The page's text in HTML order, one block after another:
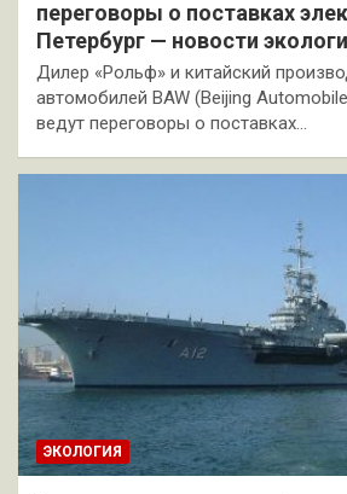
переговоры о поставках
Петербург — новости
Дилер «Рольф» и китайский
автомобилей BAW (Beijing
ведут переговоры о поставках…
ЭКОЛОГИЯ